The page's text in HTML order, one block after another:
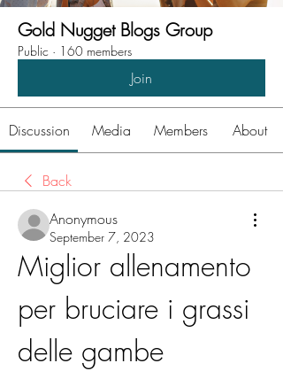
Gold Nugget Blogs Group
Public · 160 members
Join
Discussion Media Members About
Back
Anonymous
September 7, 2023
Miglior allenamento
per bruciare i grassi
delle gambe